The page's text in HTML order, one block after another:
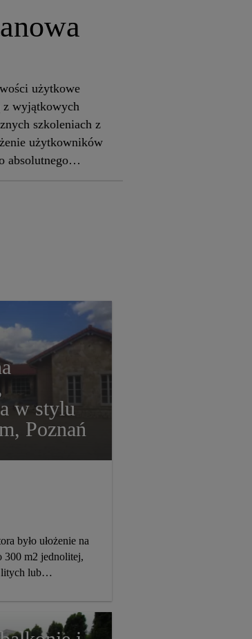
użytkowe
wyjątkowych
szkoleniach z
użytkowników
absolutnego
w stylu
Poznań
2015
było ułożenie na
300 m2 jednolitej,
litych lub